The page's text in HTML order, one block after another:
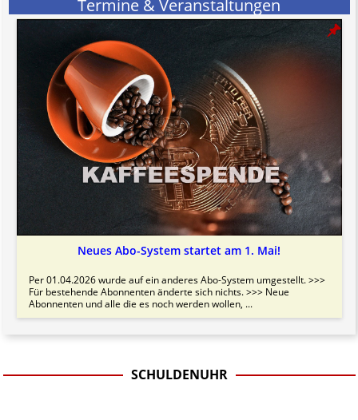
Termine & Veranstaltungen
Neues Abo-System startet am 1. Mai!
Per 01.04.2026 wurde auf ein anderes Abo-System umgestellt. >>>
Für bestehende Abonnenten änderte sich nichts. >>> Neue
Abonnenten und alle die es noch werden wollen, ...
SCHULDENUHR